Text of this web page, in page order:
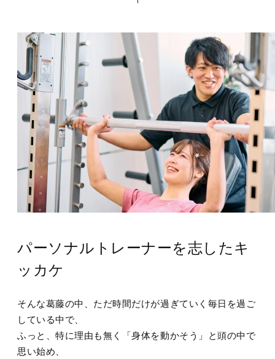
パーソナルトレーナーを志したキ
ッカケ
そんな葛藤の中、ただ時間だけが過ぎていく毎日を過ご
している中で、
ふっと、特に理由も無く「身体を動かそう」と頭の中で
思い始め、